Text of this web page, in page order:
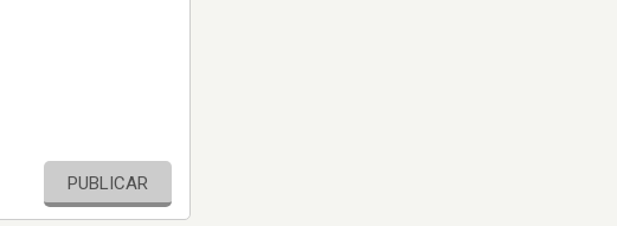
PUBLICAR